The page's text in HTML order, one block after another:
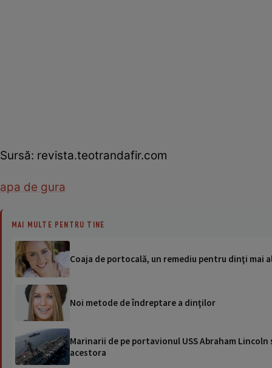
Sursă: revista.teotrandafir.com
apa de gura
MAI MULTE PENTRU TINE
Coaja de portocală, un remediu pentru dinţi mai
Noi metode de îndreptare a dinţilor
Marinarii de pe portavionul USS Abraham
acestora